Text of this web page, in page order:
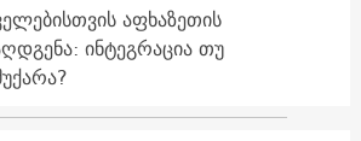
აფხაზეთის
ინტეგრაცია თუ